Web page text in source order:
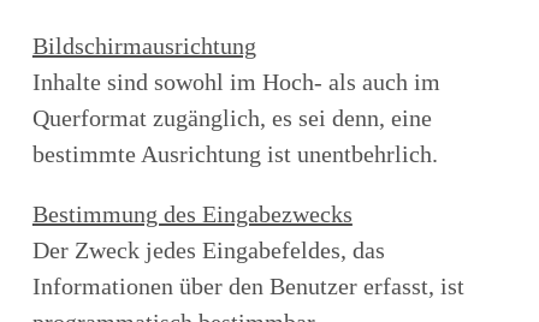
Bildschirmausrichtung
Inhalte sind sowohl im Hoch- als auch im
Querformat zugänglich, es sei denn, eine
bestimmte Ausrichtung ist unentbehrlich.
Bestimmung des Eingabezwecks
Der Zweck jedes Eingabefeldes, das
Informationen über den Benutzer erfasst, ist